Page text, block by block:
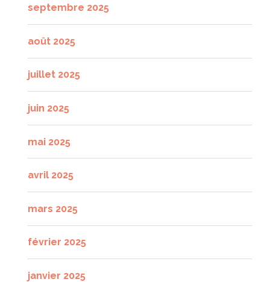
septembre 2025
août 2025
juillet 2025
juin 2025
mai 2025
avril 2025
mars 2025
février 2025
janvier 2025